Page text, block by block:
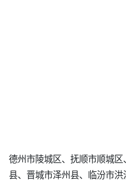
德州市陵城区、抚顺市顺城
县、晋城市泽州县、临汾市